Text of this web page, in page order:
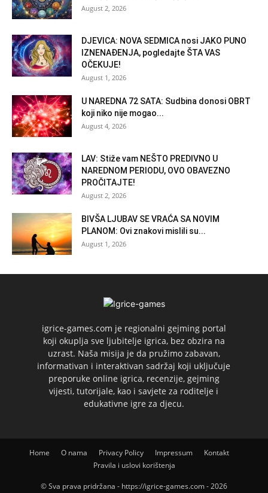
August 2, 2026
DJEVICA: NOVA SEDMICA nosi JAKO PUNO
IZNENAĐENJA, pogledajte ŠTA VAS
OČEKUJE!
August 1, 2026
U NAREDNA 72 SATA: Sudbina donosi OBRT
koji niko nije mogao...
August 4, 2026
LAV: Stiže vam NEŠTO PREDIVNO U
NAREDNOM PERIODU, OVO OBAVEZNO
PROČITAJTE!
August 2, 2026
BIVŠA LJUBAV SE VRAĆA SA NOVIM
PLANOM: Ovi znakovi mislili su...
August 1, 2026
igrice-games.com je regionalni gejming portal
koji okuplja sve ljubitelje igrica, bez obzira na
uzrast. Naša misija je da pružimo zabavan,
informativan i interaktivan sadržaj koji uključuje
preporuke online igrica, recenzije, gejming
vijesti, tutorijale, kao i savjete za roditelje i
edukativne igre za djecu.
Home O nama Privacy Policy Impressum
Kontakt
Pravila i uslovi korištenja
© Sva prava pridržana - https://igrice-games.com - 2026